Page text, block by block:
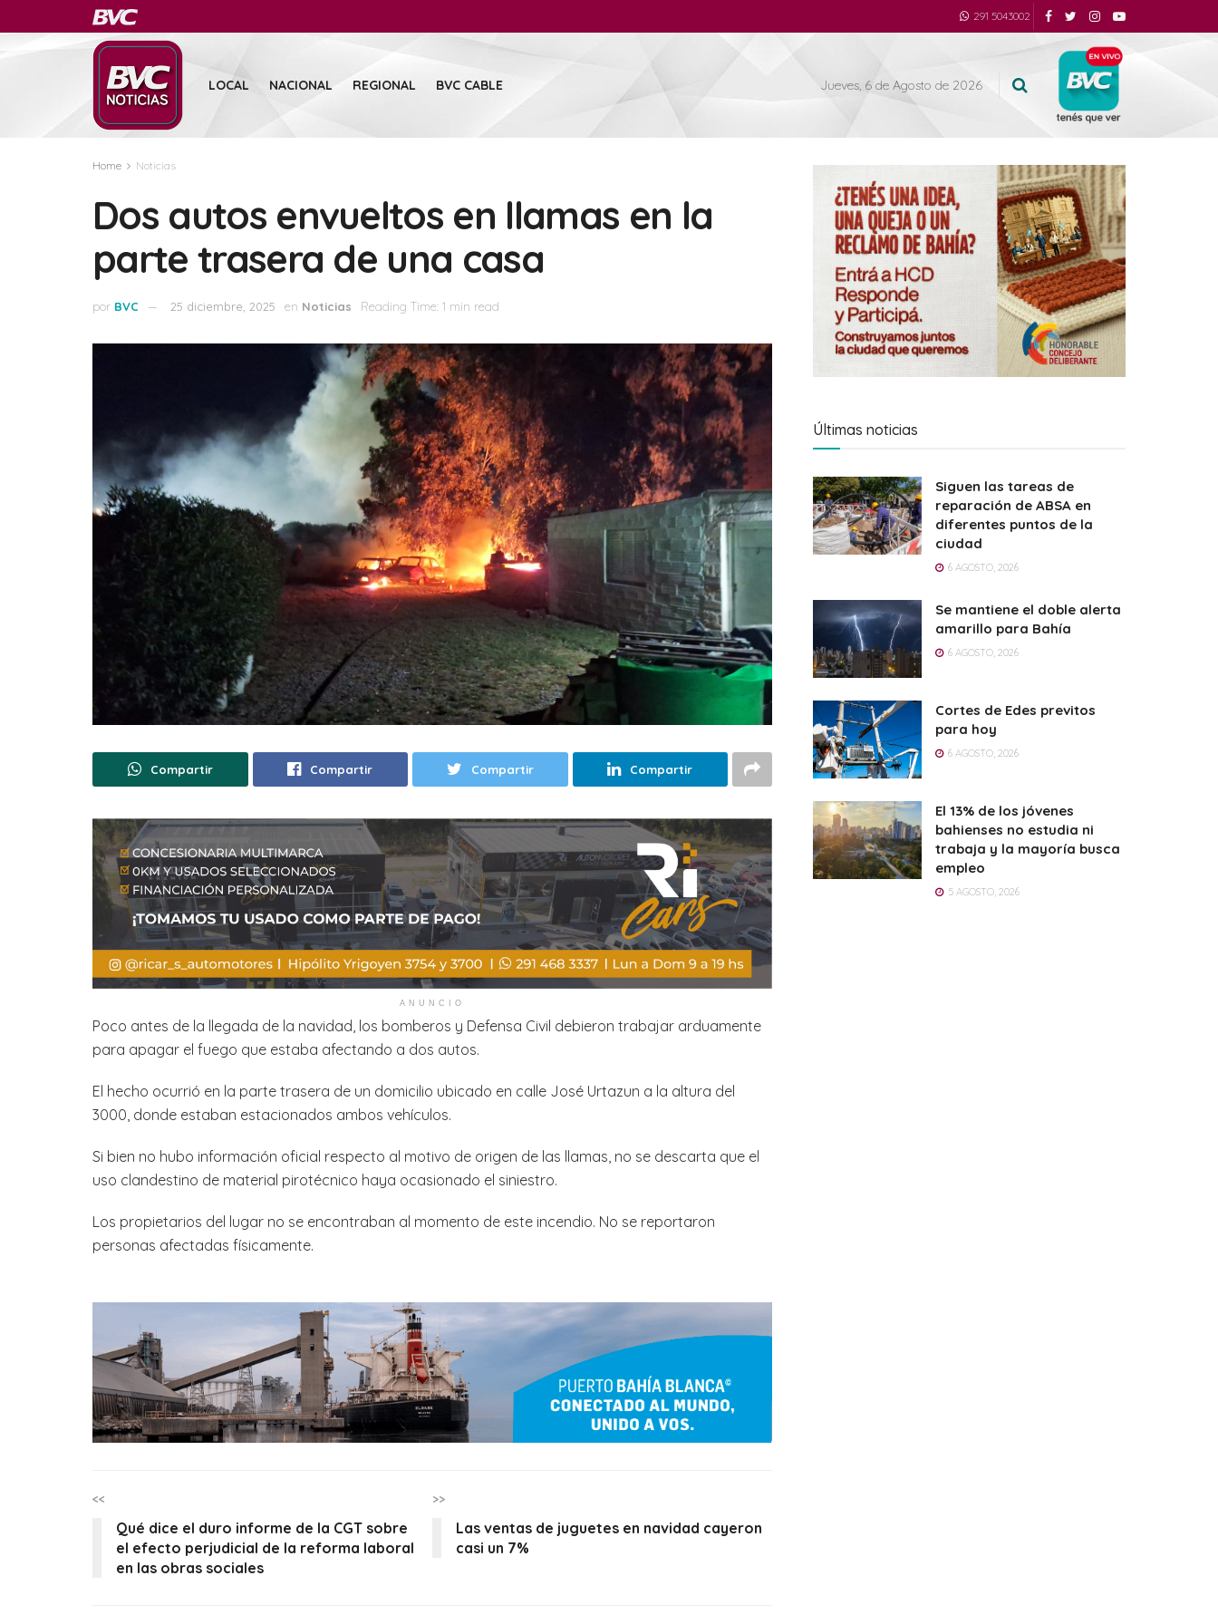
291 5043002
LOCAL NACIONAL REGIONAL BVC CABLE Jueves, 6 de Agosto de 2026
Home Noticias
Dos autos envueltos en llamas en la
parte trasera de una casa
por BVC 25 diciembre, 2025 en Noticias Reading Time: 1 min read
Compartir Compartir Compartir Compartir
ANUNCIO
Poco antes de la llegada de la navidad, los bomberos y Defensa Civil debieron trabajar arduamente
para apagar el fuego que estaba afectando a dos autos.
El hecho ocurrió en la parte trasera de un domicilio ubicado en calle José Urtazun a la altura del
3000, donde estaban estacionados ambos vehículos.
Si bien no hubo información oficial respecto al motivo de origen de las llamas, no se descarta que el
uso clandestino de material pirotécnico haya ocasionado el siniestro.
Los propietarios del lugar no se encontraban al momento de este incendio. No se reportaron
personas afectadas físicamente.
<<
Qué dice el duro informe de la CGT sobre
el efecto perjudicial de la reforma laboral
en las obras sociales
>>
Las ventas de juguetes en navidad cayeron
casi un 7%
Últimas noticias
Siguen las tareas de
reparación de ABSA en
diferentes puntos de la
ciudad
6 AGOSTO, 2026
Se mantiene el doble alerta
amarillo para Bahía
6 AGOSTO, 2026
Cortes de Edes previtos
para hoy
6 AGOSTO, 2026
El 13% de los jóvenes
bahienses no estudia ni
trabaja y la mayoría busca
empleo
5 AGOSTO, 2026